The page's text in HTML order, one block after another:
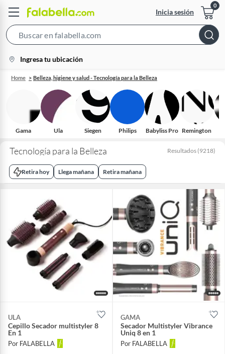
Inicia sesión
Bar
location-
icon
Ingresa tu ubicación
Home Belleza, higiene y salud - Tecnología para la Belleza
Gama Ula Siegen Philips Babyliss Pro Remington
Tecnología para la Belleza Resultados (9218)
Retira hoy Llega mañana Retira mañana
ULA
Cepillo Secador multistyler 8
En 1
Por FALABELLA
GAMA
Secador Multistyler Vibrance
Uniq 8 en 1
Por FALABELLA